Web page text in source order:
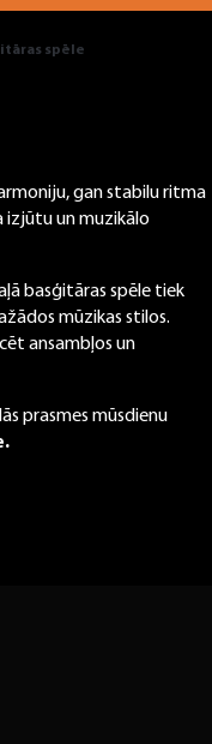
spēle
gan stabilu ritma
izjūtu un muzikālo
basģitāras spēle tiek
mūzikas stilos.
ansambļos un
prasmes mūsdienu